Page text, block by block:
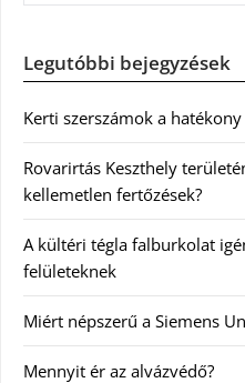
Legutóbbi bejegyzések
Kerti szerszámok a
Rovarirtás Keszthely
kellemetlen fertőzések?
A kültéri tégla falburkolat
felületeknek
Miért népszerű a Siemens
Mennyit ér az alvázvédő?